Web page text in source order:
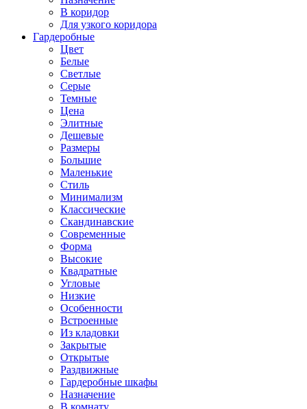
В коридор
Для узкого коридора
Гардеробные
Цвет
Белые
Светлые
Серые
Темные
Цена
Элитные
Дешевые
Размеры
Большие
Маленькие
Стиль
Минимализм
Классические
Скандинавские
Современные
Форма
Высокие
Квадратные
Угловые
Низкие
Особенности
Встроенные
Из кладовки
Закрытые
Открытые
Раздвижные
Гардеробные шкафы
Назначение
В комнату